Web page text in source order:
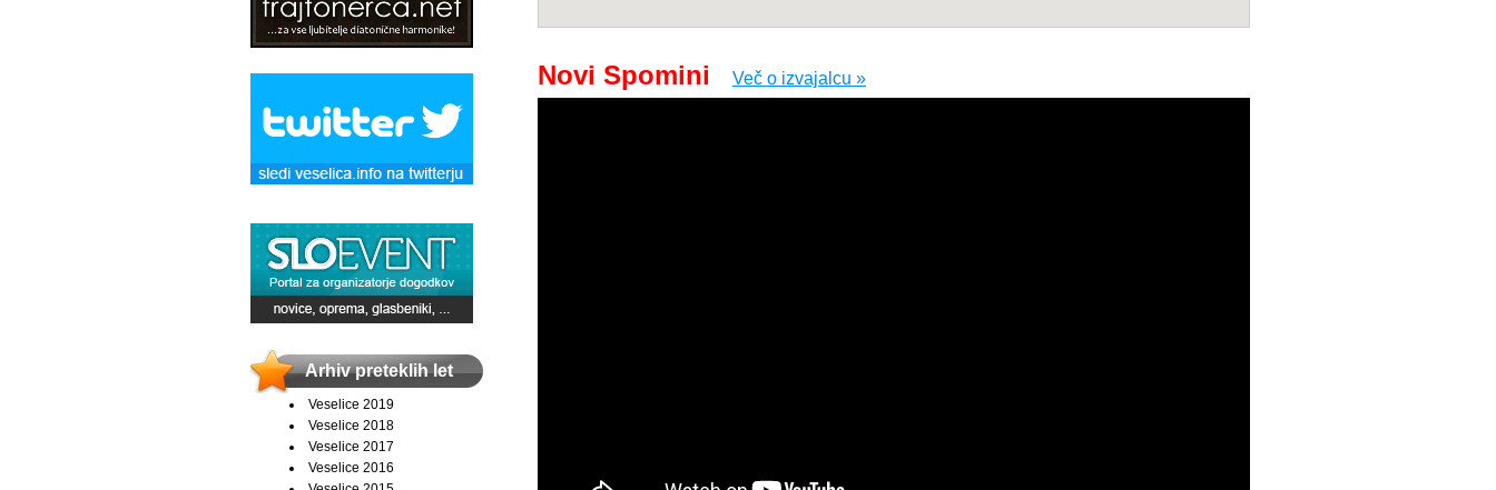
Arhiv preteklih let
Veselice 2019
Veselice 2018
Veselice 2017
Veselice 2016
Novi Spomini Več o izvajalcu »